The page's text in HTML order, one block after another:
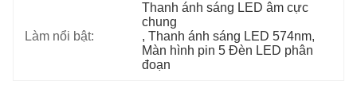
Làm nổi bật:
Thanh ánh sáng LED âm cực
chung
, Thanh ánh sáng LED 574nm,
Màn hình pin 5 Đèn LED phân
đoạn